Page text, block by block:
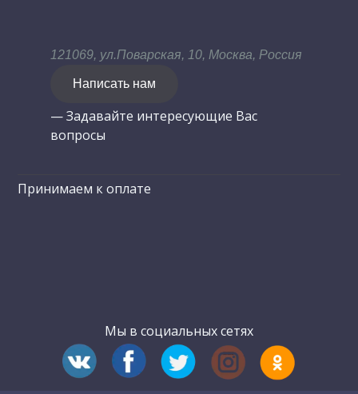
121069, ул.Поварская, 10, Москва, Россия
Написать нам
— Задавайте интересующие Вас
вопросы
Принимаем к оплате
Мы в социальных сетях